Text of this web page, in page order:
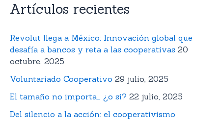
Artículos recientes
Revolut llega a México: Innovación global que
desafía a bancos y reta a las cooperativas 20
octubre, 2025
Voluntariado Cooperativo 29 julio, 2025
El tamaño no importa… ¿o si? 22 julio, 2025
Del silencio a la acción: el cooperativismo